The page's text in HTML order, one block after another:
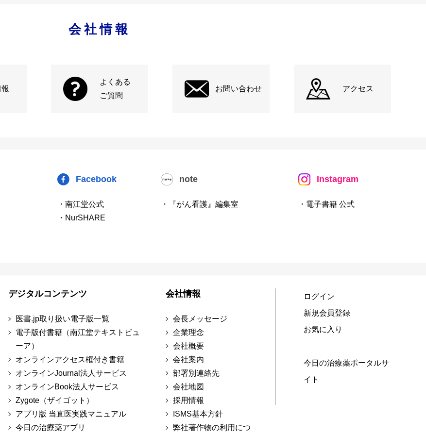
会社情報
よくある
ご質問
お問い合わせ アクセス
Facebook
・南江堂公式
・NurSHARE
note
・『がん看護』編集室
Instagram
・電子書籍 公式
デジタルコンテンツ
医書.jp取り扱い電子版一覧
電子版付書籍（南江堂テキストビュ
ーア）
オンラインアクセス権付き書籍
オンラインJournal法人サービス
オンラインBook法人サービス
Zygote（ザイゴット）
アプリ版 当直医実践マニュアル
今日の治療薬アプリ
会社情報
会長メッセージ
企業理念
会社概要
会社案内
部署別連絡先
会社地図
採用情報
ISMS基本方針
弊社著作物の利用につ
ログイン
新規会員登録
お気に入り
今日の治療薬ポータルサ
イト